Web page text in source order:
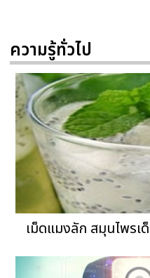
ความรู้ทั่วไป
เม็ดแมงลัก สมุนไพร